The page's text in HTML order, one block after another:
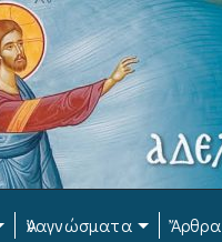
Ἀναγνώσματα Ἄρθρα